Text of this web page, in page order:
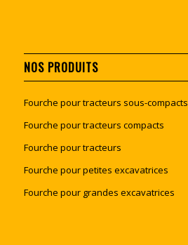
NOS PRODUITS
Fourche pour tracteurs sous-compacts
Fourche pour tracteurs compacts
Fourche pour tracteurs
Fourche pour petites excavatrices
Fourche pour grandes excavatrices